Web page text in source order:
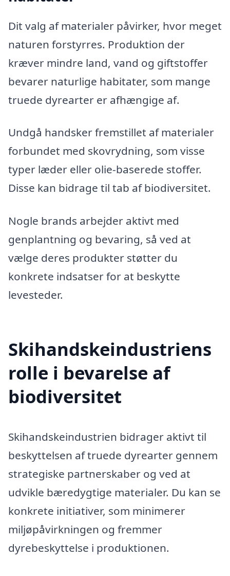
Dit valg af materialer påvirker, hvor meget
naturen forstyrres. Produktion der
kræver mindre land, vand og giftstoffer
bevarer naturlige habitater, som mange
truede dyrearter er afhængige af.
Undgå handsker fremstillet af materialer
forbundet med skovrydning, som visse
typer læder eller olie-baserede stoffer.
Disse kan bidrage til tab af biodiversitet.
Nogle brands arbejder aktivt med
genplantning og bevaring, så ved at
vælge deres produkter støtter du
konkrete indsatser for at beskytte
levesteder.
Skihandskeindustriens
rolle i bevarelse af
biodiversitet
Skihandskeindustrien bidrager aktivt til
beskyttelsen af truede dyrearter gennem
strategiske partnerskaber og ved at
udvikle bæredygtige materialer. Du kan se
konkrete initiativer, som minimerer
miljøpåvirkningen og fremmer
dyrebeskyttelse i produktionen.